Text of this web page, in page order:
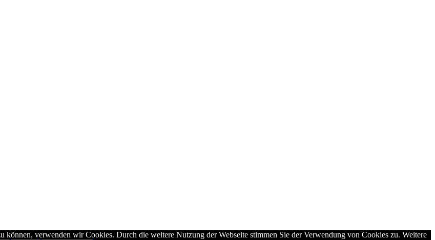
können, verwenden wir Cookies. Durch die weitere Nutzung der Webseite stimmen Sie der Verwendung von Cookies zu. Weitere